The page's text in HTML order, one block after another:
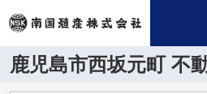
鹿児島市西坂元町 不